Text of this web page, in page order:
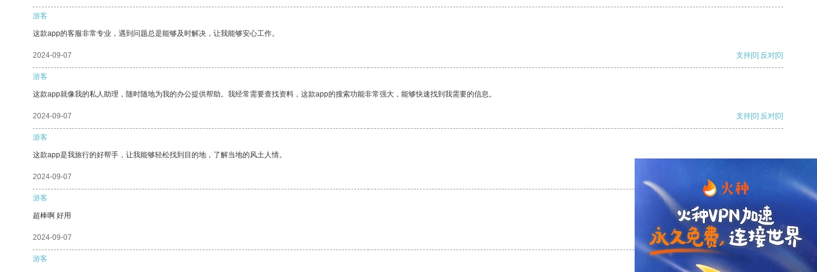
游客
这款app的客服非常专业，遇到问题总是能够及时解决，让我能够安心工作。
2024-09-07 支持[0] 反对[0]
游客
这款app就像我的私人助理，随时随地为我的办公提供帮助。我经常需要查找资料，这款app的搜索功能非常强大，能够快速找到我需要的信息。
2024-09-07 支持[0] 反对[0]
游客
这款app是我旅行的好帮手，让我能够轻松找到目的地，了解当地的风土人情。
2024-09-07
游客
超棒啊 好用
2024-09-07 支持 [0] 反对[0]
游客